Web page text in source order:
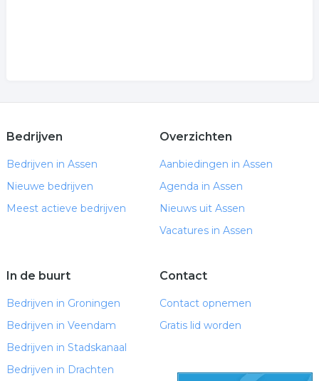
Bedrijven
Bedrijven in Assen
Nieuwe bedrijven
Meest actieve bedrijven
Overzichten
Aanbiedingen in Assen
Agenda in Assen
Nieuws uit Assen
Vacatures in Assen
In de buurt
Bedrijven in Groningen
Bedrijven in Veendam
Bedrijven in Stadskanaal
Bedrijven in Drachten
Contact
Contact opnemen
Gratis lid worden